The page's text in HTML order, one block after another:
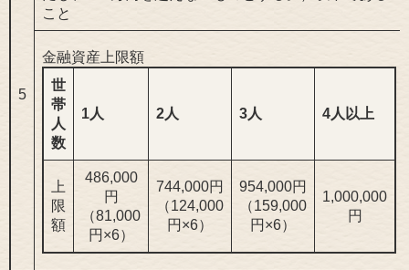
5
こと
金融資産上限額
世
帯
人
数
1人 2人 3人 4人以上
上
限
額
486,000
円
（81,000
円×6）
744,000円
（124,000
円×6）
954,000円
（159,000
円×6）
1,000,000
円